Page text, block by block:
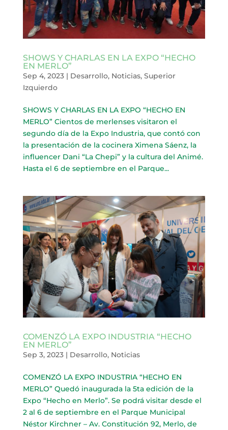
SHOWS Y CHARLAS EN LA EXPO “HECHO
EN MERLO”
Sep 4, 2023| Desarrollo, Noticias, Superior
Izquierdo
SHOWS Y CHARLAS EN LA EXPO “HECHO EN
MERLO” Cientos de merlenses visitaron el
segundo día de la Expo Industria, que contó con
la presentación de la cocinera Ximena Sáenz, la
influencer Dani “La Chepi” y la cultura del Animé.
Hasta el 6 de septiembre en el Parque...
COMENZÓ LA EXPO INDUSTRIA “HECHO
EN MERLO”
Sep 3, 2023| Desarrollo, Noticias
COMENZÓ LA EXPO INDUSTRIA “HECHO EN
MERLO” Quedó inaugurada la 5ta edición de la
Expo “Hecho en Merlo”. Se podrá visitar desde el
2 al 6 de septiembre en el Parque Municipal
Néstor Kirchner – Av. Constitución 92, Merlo, de